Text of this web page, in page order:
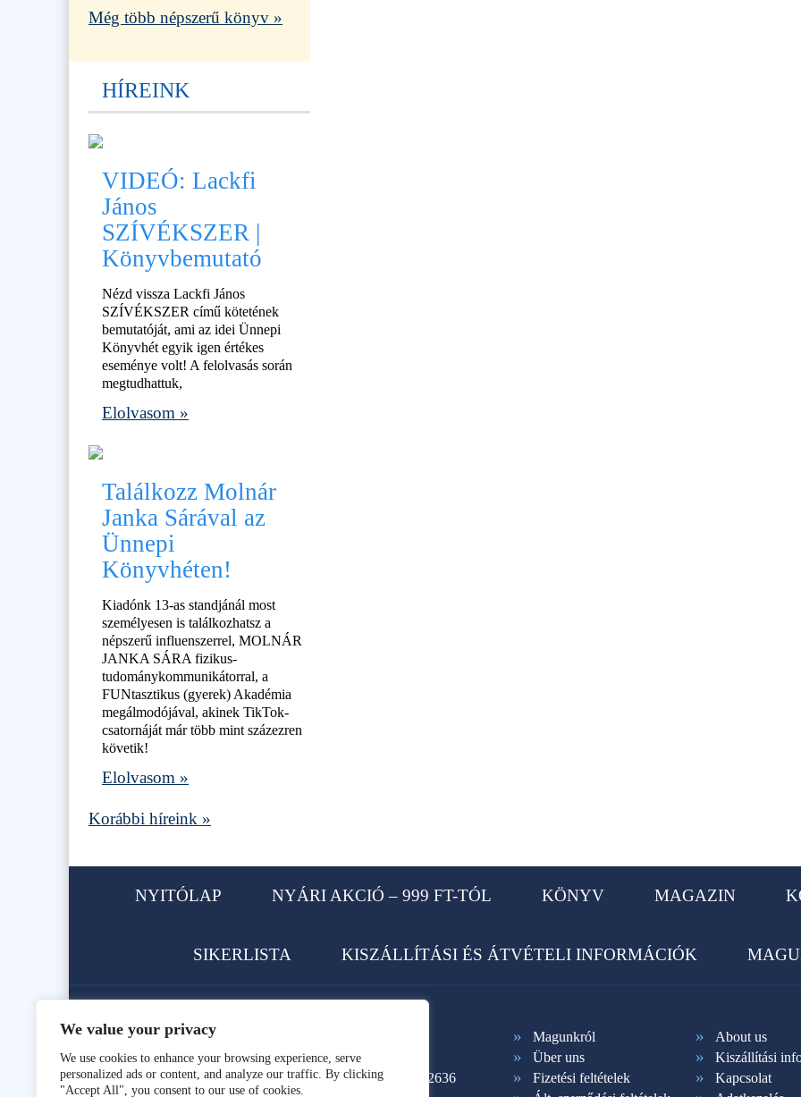
We value your privacy
We use cookies to enhance your browsing experience, serve
personalized ads or content, and analyze our traffic. By clicking
"Accept All", you consent to our use of cookies.
Még több népszerű könyv »
HÍREINK
VIDEÓ: Lackfi
János
SZÍVÉKSZER |
Könyvbemutató
Nézd vissza Lackfi János
SZÍVÉKSZER című kötetének
bemutatóját, ami az idei Ünnepi
Könyvhét egyik igen értékes
eseménye volt! A felolvasás során
megtudhattuk,
Elolvasom »
Találkozz Molnár
Janka Sárával az
Ünnepi
Könyvhéten!
Kiadónk 13-as standjánál most
személyesen is találkozhatsz a
népszerű influenszerrel, MOLNÁR
JANKA SÁRA fizikus-
tudománykommunikátorral, a
FUNtasztikus (gyerek) Akadémia
megálmodójával, akinek TikTok-
csatornáját már több mint százezren
követik!
Elolvasom »
Korábbi híreink »
NYITÓLAP NYÁRI AKCIÓ – 999 FT-TÓL KÖNYV MAGAZIN
SIKERLISTA KISZÁLLÍTÁSI ÉS ÁTVÉTELI INFORMÁCIÓK
1113 Budapest, Karolina út 62.
Telefon: +36 1 466-9896, +36 1 365-2636
Magunkról
About us
Über uns
Kiszállítási
Fizetési feltételek
Kapcsolat